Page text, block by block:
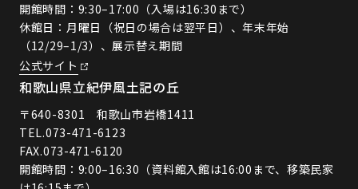
開館時間：9:30–17:00（入場は16:30まで）
休館日：月曜日（祝日の場合は翌平日）、年末年始
（12/29–1/3）、展示替え期間
公式サイト
和歌山県立紀伊風土記の丘
〒640-8301 和歌山市岩橋1411
TEL.073-471-6123
FAX.073-471-6120
開館時間：9:00–16:30（資料館入館は16:00まで、移築民家